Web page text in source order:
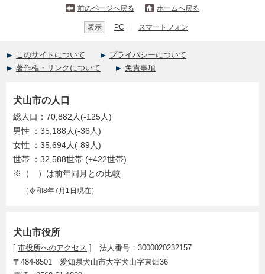
前のページへ戻る ホームへ戻る
表示 PC スマートフォン
このサイトについて
プライバシーについて
著作権・リンクについて
免責事項
犬山市役所
[ 市役所へのアクセス ] 法人番号：3000020232157
〒484-8501 愛知県犬山市大字犬山字東畑36
犬山市の人口
総人口：70,882人(-125人)
男性 ：35,188人(-36人)
女性 ：35,694人(-89人)
世帯 ：32,588世帯 (+422世帯)
※（ ）は前年同月との比較
（令和8年7月1日現在）